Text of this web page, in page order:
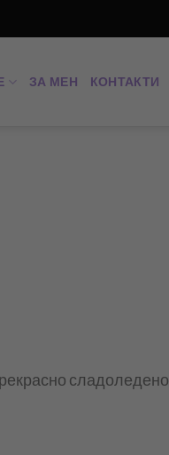
ЗА МЕН КОНТАКТИ
сладоледено